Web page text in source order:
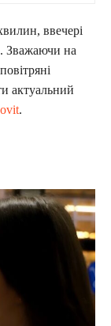
ввечері
Зважаючи на
актуальний
.